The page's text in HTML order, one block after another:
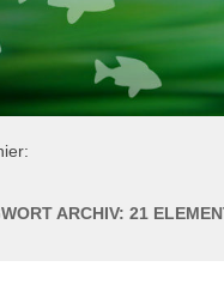
ARCHIV: 21